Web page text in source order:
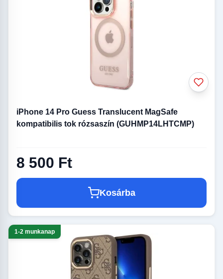
iPhone 14 Pro Guess Translucent MagSafe
kompatibilis tok rózsaszín (GUHMP14LHTCMP)
8 500 Ft
Kosárba
1-2 munkanap